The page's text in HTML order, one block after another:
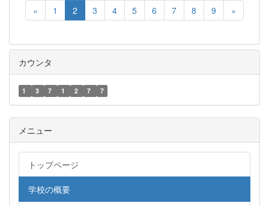
« 1 2 3 4 5 6 7 8 9 »
カウンタ
1 3 7 1 2 7 7
メニュー
トップページ
学校の概要